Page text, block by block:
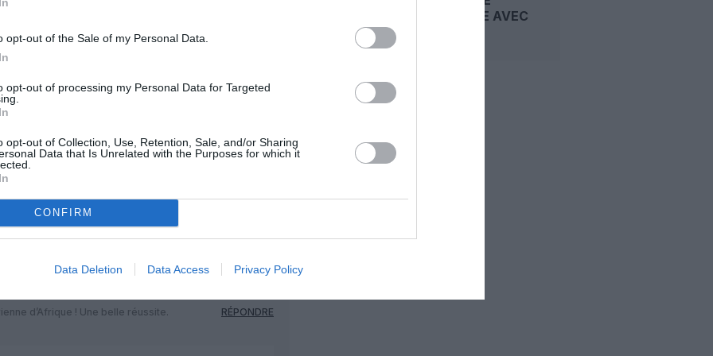
opt-out of the Sale of my Personal Data.
opt-out of processing my Personal Data for Targeted
opt-out of Collection, Use, Retention, Sale, and/or Sharing
Data that Is Unrelated with the Purposes for which it
CONFIRM
Data Deletion Data Access Privacy Policy
SOUTENIR
d’Afrique ! Une belle réussite.
RÉPONDRE
ÉCONOMIE AVEC